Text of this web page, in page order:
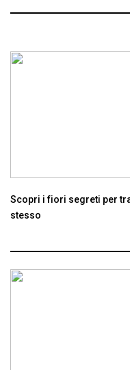
Scopri i fiori segreti per
stesso